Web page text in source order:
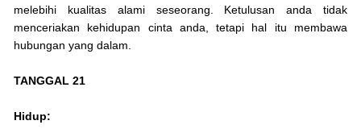
melebihi kualitas alami seseorang. Ketulusan anda tidak
menceriakan kehidupan cinta anda, tetapi hal itu membawa
hubungan yang dalam.
TANGGAL 21
Hidup: